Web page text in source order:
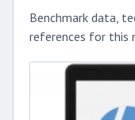
Benchmark data,
references for this